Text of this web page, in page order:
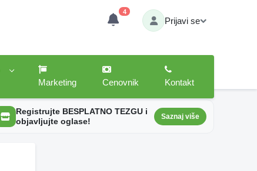
4
Prijavi se
Marketing
Cenovnik Kontakt
Registrujte BESPLATNO TEZGU i
objavljujte oglase!
Saznaj više